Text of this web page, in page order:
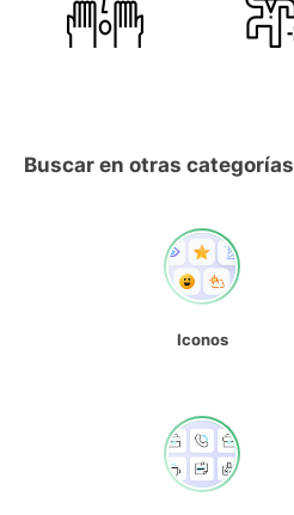
Buscar en otras categorías
Iconos